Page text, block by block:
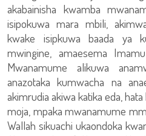
akabainisha kwamba
isipokuwa mara mbili,
kwake isipkuwa baada ya
mwingine, amaesema
Mwanamume alikuwa
anazotaka kumwacha na
akimrudia akiwa katika eda,
moja, mpaka mwanamume
Wallah sikuachi ukaondoka